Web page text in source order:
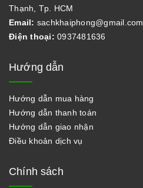
Thạnh, Tp. HCM
Email: sachkhaiphong@gmail.com
Điện thoại: 0937481636
Hướng dẫn
Hướng dẫn mua hàng
Hướng dẫn thanh toán
Hướng dẫn giao nhận
Điều khoản dịch vụ
Chính sách